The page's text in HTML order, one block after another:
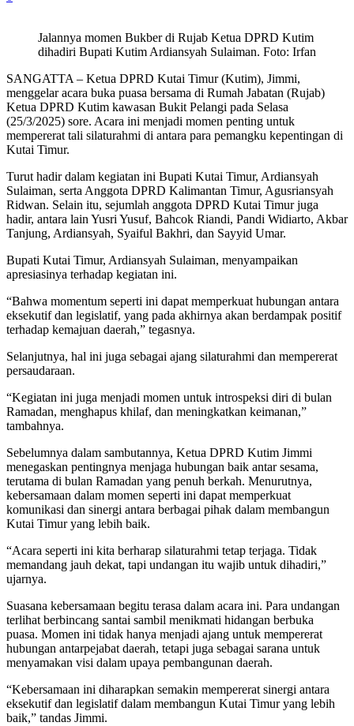
Jalannya momen Bukber di Rujab Ketua DPRD Kutim
dihadiri Bupati Kutim Ardiansyah Sulaiman. Foto: Irfan
SANGATTA – Ketua DPRD Kutai Timur (Kutim), Jimmi,
menggelar acara buka puasa bersama di Rumah Jabatan (Rujab)
Ketua DPRD Kutim kawasan Bukit Pelangi pada Selasa
(25/3/2025) sore. Acara ini menjadi momen penting untuk
mempererat tali silaturahmi di antara para pemangku kepentingan di
Kutai Timur.
Turut hadir dalam kegiatan ini Bupati Kutai Timur, Ardiansyah
Sulaiman, serta Anggota DPRD Kalimantan Timur, Agusriansyah
Ridwan. Selain itu, sejumlah anggota DPRD Kutai Timur juga
hadir, antara lain Yusri Yusuf, Bahcok Riandi, Pandi Widiarto, Akbar
Tanjung, Ardiansyah, Syaiful Bakhri, dan Sayyid Umar.
Bupati Kutai Timur, Ardiansyah Sulaiman, menyampaikan
apresiasinya terhadap kegiatan ini.
“Bahwa momentum seperti ini dapat memperkuat hubungan antara
eksekutif dan legislatif, yang pada akhirnya akan berdampak positif
terhadap kemajuan daerah,” tegasnya.
Selanjutnya, hal ini juga sebagai ajang silaturahmi dan mempererat
persaudaraan.
“Kegiatan ini juga menjadi momen untuk introspeksi diri di bulan
Ramadan, menghapus khilaf, dan meningkatkan keimanan,”
tambahnya.
Sebelumnya dalam sambutannya, Ketua DPRD Kutim Jimmi
menegaskan pentingnya menjaga hubungan baik antar sesama,
terutama di bulan Ramadan yang penuh berkah. Menurutnya,
kebersamaan dalam momen seperti ini dapat memperkuat
komunikasi dan sinergi antara berbagai pihak dalam membangun
Kutai Timur yang lebih baik.
“Acara seperti ini kita berharap silaturahmi tetap terjaga. Tidak
memandang jauh dekat, tapi undangan itu wajib untuk dihadiri,”
ujarnya.
Suasana kebersamaan begitu terasa dalam acara ini. Para undangan
terlihat berbincang santai sambil menikmati hidangan berbuka
puasa. Momen ini tidak hanya menjadi ajang untuk mempererat
hubungan antarpejabat daerah, tetapi juga sebagai sarana untuk
menyamakan visi dalam upaya pembangunan daerah.
“Kebersamaan ini diharapkan semakin mempererat sinergi antara
eksekutif dan legislatif dalam membangun Kutai Timur yang lebih
baik,” tandas Jimmi.